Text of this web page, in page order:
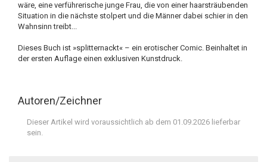
wäre, eine verführerische junge Frau, die von einer haarsträubenden
Situation in die nächste stolpert und die Männer dabei schier in den
Wahnsinn treibt...
Dieses Buch ist »splitternackt« – ein erotischer Comic. Beinhaltet in
der ersten Auflage einen exklusiven Kunstdruck.
Autoren/Zeichner
Dieser Artikel wird voraussichtlich ab dem 01.09.2026 lieferbar
sein.